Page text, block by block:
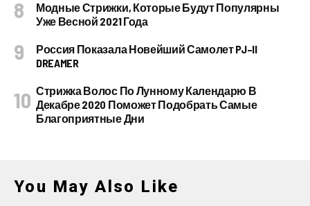
Модные Стрижки, Которые Будут Популярны
Уже Весной 2021 Года
Россия Показала Новейший Самолет PJ–II
DREAMER
Стрижка Волос По Лунному Календарю В
Декабре 2020 Поможет Подобрать Самые
Благоприятные Дни
You May Also Like